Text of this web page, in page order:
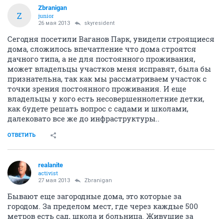
Z
Zbranigan
junior
26 мая 2013 skyresident
Сегодня посетили Ваганов Парк, увидели строящиеся
дома, сложилось впечатление что дома строятся
дачного типа, а не для постоянного проживания,
может владельцы участков меня исправят, была бы
признательна, так как мы рассматриваем участок с
точки зрения постоянного проживания. И еще
владельцы у кого есть несовершеннолетние детки,
как будете решать вопрос с садами и школами,
далековато все же до инфраструктуры..
ОТВЕТИТЬ
realanite
activist
27 мая 2013 Zbranigan
Бывают еще загородные дома, это которые за
городом. За пределом мест, где через каждые 500
метров есть сад, школа и больница. Живущие за